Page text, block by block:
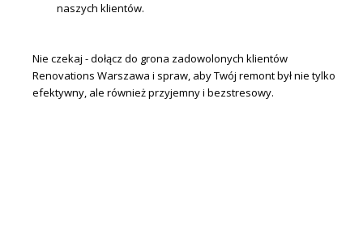
naszych klientów.
Nie czekaj - dołącz do grona zadowolonych klientów
Renovations Warszawa i spraw, aby Twój remont był nie tylko
efektywny, ale również przyjemny i bezstresowy.